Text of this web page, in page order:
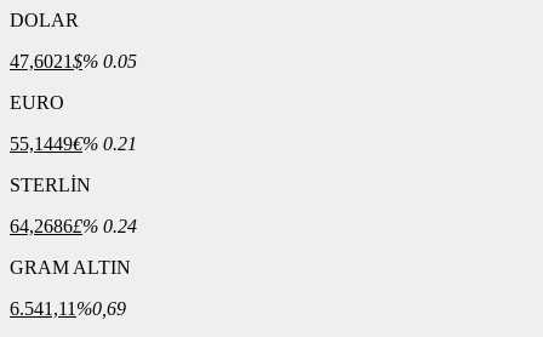
DOLAR
47,6021$% 0.05
EURO
55,1449€% 0.21
STERLİN
64,2686£% 0.24
GRAM ALTIN
6.541,11 %0,69